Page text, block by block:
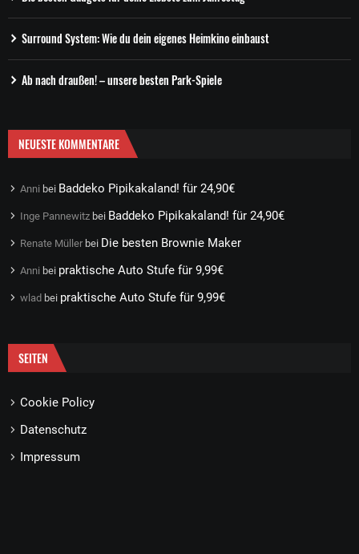
Surround System: Wie du dein eigenes Heimkino einbaust
Ab nach draußen! – unsere besten Park-Spiele
NEUESTE KOMMENTARE
Anni bei Baddeko Pipikakaland! für 24,90€
Inge Pannewitz bei Baddeko Pipikakaland! für 24,90€
Renate Müller bei Die besten Brownie Maker
Anni bei praktische Auto Stufe für 9,99€
wlad bei praktische Auto Stufe für 9,99€
SEITEN
Cookie Policy
Datenschutz
Impressum